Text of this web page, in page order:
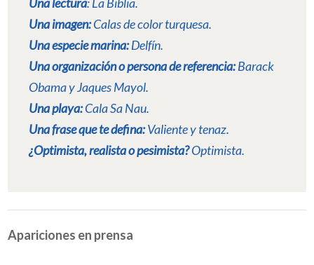
Una imagen:Calas de color turquesa.
Una especie marina:Delfín.
Una organización o persona de referencia:Barack
Obama y Jaques Mayol.
Una playa:Cala Sa Nau.
Una frase que te defina:Valiente y tenaz.
¿Optimista, realista o pesimista?Optimista.
Apariciones en prensa